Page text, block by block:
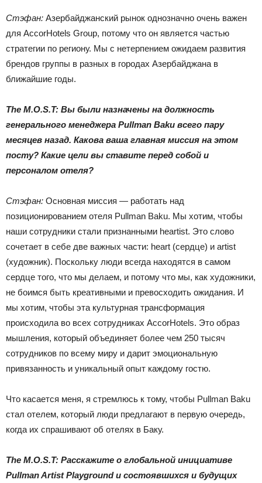
Стэфан: Азербайджанский рынок однозначно очень важен
для AccorHotels Group, потому что он является частью
стратегии по региону. Мы с нетерпением ожидаем развития
брендов группы в разных в городах Азербайджана в
ближайшие годы.
The M.O.S.T: Вы были назначены на должность
генерального менеджера Pullman Baku всего пару
месяцев назад. Какова ваша главная миссия на этом
посту? Какие цели вы ставите перед собой и
персоналом отеля?
Стэфан: Основная миссия — работать над
позиционированием отеля Pullman Baku. Мы хотим, чтобы
наши сотрудники стали признанными heartist. Это слово
сочетает в себе две важных части: heart (сердце) и artist
(художник). Поскольку люди всегда находятся в самом
сердце того, что мы делаем, и потому что мы, как художники,
не боимся быть креативными и превосходить ожидания. И
мы хотим, чтобы эта культурная трансформация
происходила во всех сотрудниках AccorHotels. Это образ
мышления, который объединяет более чем 250 тысяч
сотрудников по всему миру и дарит эмоциональную
привязанность и уникальный опыт каждому гостю.
Что касается меня, я стремлюсь к тому, чтобы Pullman Baku
стал отелем, который люди предлагают в первую очередь,
когда их спрашивают об отелях в Баку.
The M.O.S.T: Расскажите о глобальной инициативе
Pullman Artist Playground и состоявшихся и будущих